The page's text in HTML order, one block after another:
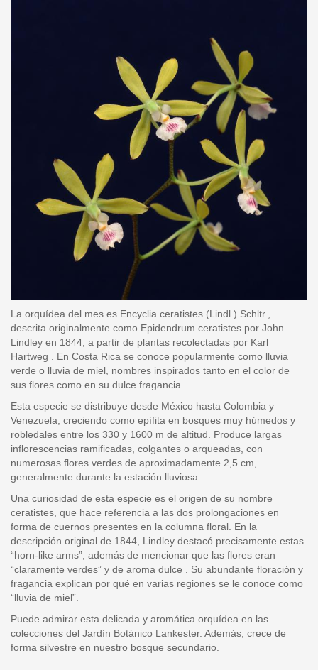
La orquídea del mes es Encyclia ceratistes (Lindl.) Schltr.,
descrita originalmente como Epidendrum ceratistes por John
Lindley en 1844, a partir de plantas recolectadas por Karl
Hartweg . En Costa Rica se conoce popularmente como lluvia
verde o lluvia de miel, nombres inspirados tanto en el color de
sus flores como en su dulce fragancia.
Esta especie se distribuye desde México hasta Colombia y
Venezuela, creciendo como epífita en bosques muy húmedos y
robledales entre los 330 y 1600 m de altitud. Produce largas
inflorescencias ramificadas, colgantes o arqueadas, con
numerosas flores verdes de aproximadamente 2,5 cm,
generalmente durante la estación lluviosa.
Una curiosidad de esta especie es el origen de su nombre
ceratistes, que hace referencia a las dos prolongaciones en
forma de cuernos presentes en la columna floral. En la
descripción original de 1844, Lindley destacó precisamente estas
“horn-like arms”, además de mencionar que las flores eran
“claramente verdes” y de aroma dulce . Su abundante floración y
fragancia explican por qué en varias regiones se le conoce como
“lluvia de miel”.
Puede admirar esta delicada y aromática orquídea en las
colecciones del Jardín Botánico Lankester. Además, crece de
forma silvestre en nuestro bosque secundario.